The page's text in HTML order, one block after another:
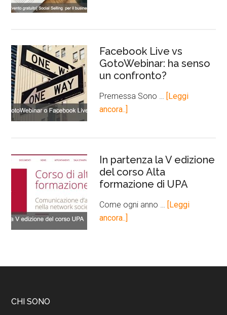
Facebook Live vs
GotoWebinar: ha senso
un confronto?
Premessa Sono …
[Leggi
ancora..]
In partenza la V edizione
del corso Alta
formazione di UPA
Come ogni anno …
[Leggi
ancora..]
CHI SONO